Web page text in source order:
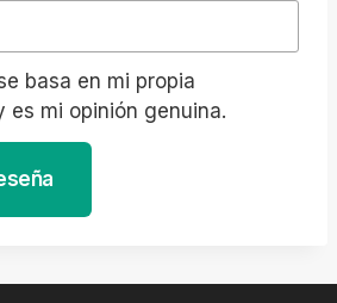
basa en mi propia
es mi opinión genuina.